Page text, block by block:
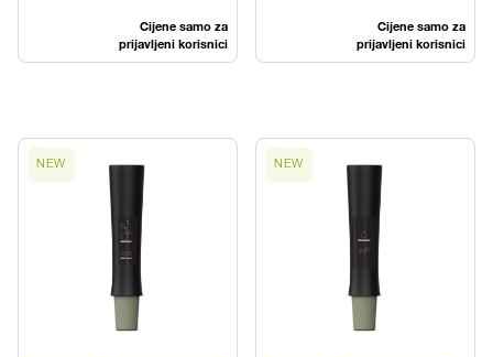
Cijene samo za
prijavljeni korisnici
Cijene samo za
prijavljeni korisnici
NEW NEW